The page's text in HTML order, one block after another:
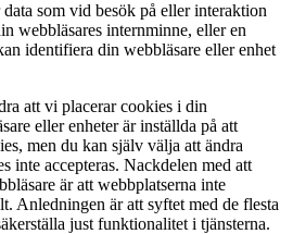
som vid besök på eller interaktion
webbläsares internminne, eller en
identifiera din webbläsare eller enhet
att vi placerar cookies i din
eller enheter är inställda på att
men du kan själv välja att ändra
inte accepteras. Nackdelen med att
är att webbplatserna inte
Anledningen är att syftet med de flesta
just funktionalitet i tjänsterna.